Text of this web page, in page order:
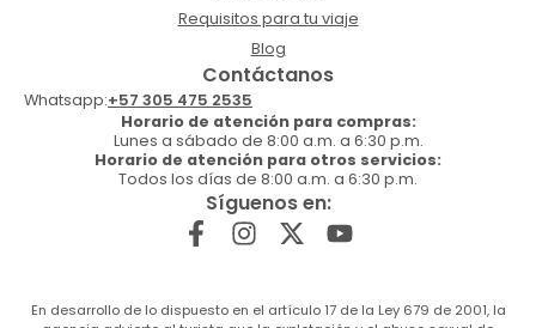
Requisitos para tu viaje
Blog
Contáctanos
Whatsapp:+57 305 475 2535
Horario de atención para compras:
Lunes a sábado de 8:00 a.m. a 6:30 p.m.
Horario de atención para otros servicios:
Todos los días de 8:00 a.m. a 6:30 p.m.
Síguenos en:
En desarrollo de lo dispuesto en el artículo 17 de la Ley 679 de 2001, la